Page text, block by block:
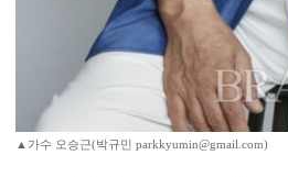
▲가수 오승근(박규민 parkkyumin@gmail.com)